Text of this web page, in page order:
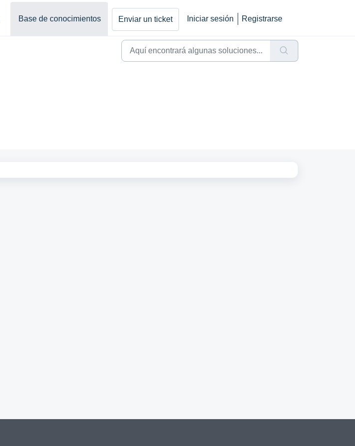
Base de conocimientos Enviar un ticket Iniciar sesión Registrarse